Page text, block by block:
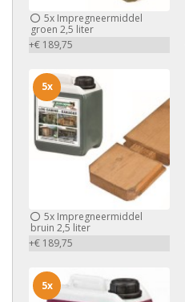
5x Impregneermiddel
groen 2,5 liter
+€ 189,75
5x Impregneermiddel
bruin 2,5 liter
+€ 189,75
5x
5x